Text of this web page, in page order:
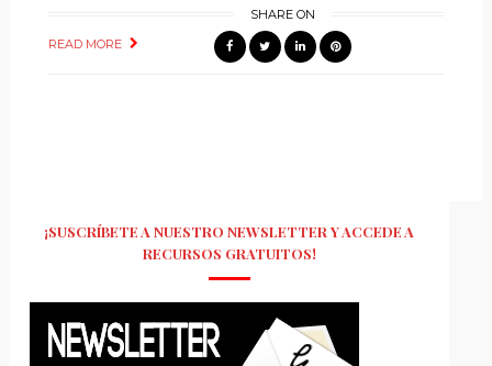
READ MORE
SHARE ON
¡SUSCRÍBETE A NUESTRO NEWSLETTER Y ACCEDE A
RECURSOS GRATUITOS!